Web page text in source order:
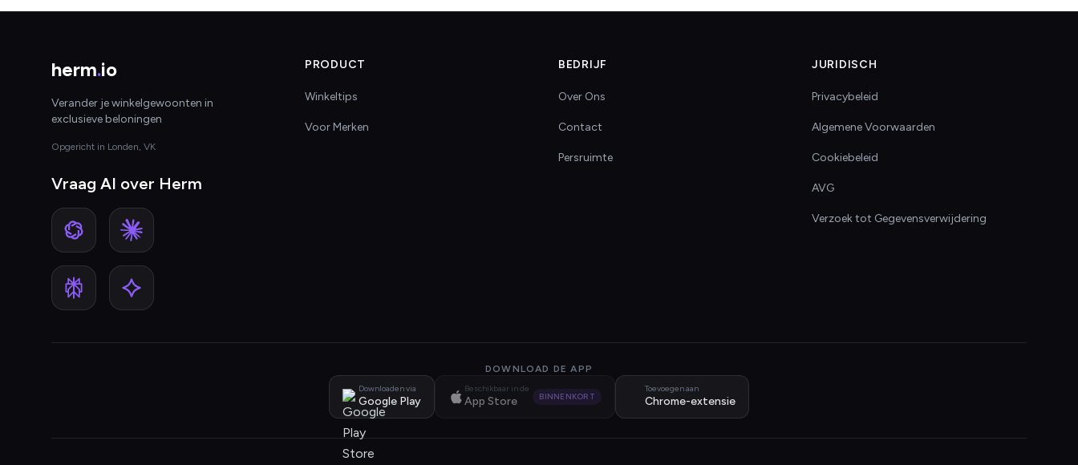
herm.io
Verander je winkelgewoonten in
exclusieve beloningen
Opgericht in Londen, VK
Vraag AI over Herm
PRODUCT
Winkeltips
Voor Merken
BEDRIJF
Over Ons
Contact
Persruimte
JURIDISCH
Privacybeleid
Algemene Voorwaarden
Cookiebeleid
AVG
Verzoek tot Gegevensverwijdering
DOWNLOAD DE APP
Downloaden via
Google Play
Beschikbaar in de
App Store BINNENKORT
Toevoegen aan
Chrome-extensie